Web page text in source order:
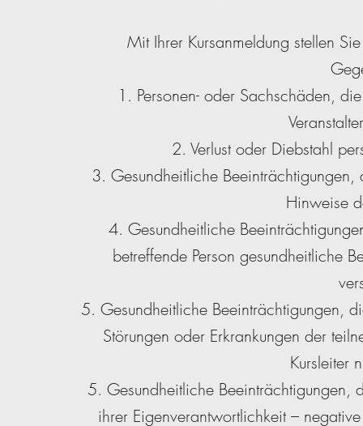
Mit Ihrer Kursanmeldung stellen
1. Personen- oder Sachschäden,
2. Verlust oder Diebstahl
3. Gesundheitliche
Hinweise
4. Gesundheitliche
betreffende Person gesundheitliche
5. Gesundheitliche Beeinträchtigungen,
Störungen oder Erkrankungen der
Kursleiter
5. Gesundheitliche Beeinträchtigungen,
ihrer Eigenverantwortlichkeit –